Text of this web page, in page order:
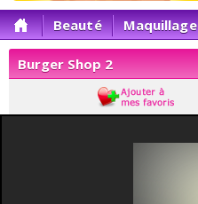
Beauté Maquillage
Burger Shop 2